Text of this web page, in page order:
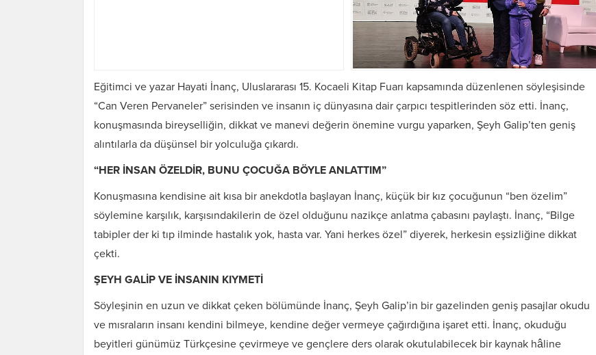
Eğitimci ve yazar Hayati İnanç, Uluslararası 15. Kocaeli Kitap Fuarı kapsamında düzenlenen söyleşisinde
“Can Veren Pervaneler” serisinden ve insanın iç dünyasına dair çarpıcı tespitlerinden söz etti. İnanç,
konuşmasında bireyselliğin, dikkat ve manevi değerin önemine vurgu yaparken, Şeyh Galip’ten geniş
alıntılarla da düşünsel bir yolculuğa çıkardı.
“HER İNSAN ÖZELDİR, BUNU ÇOCUĞA BÖYLE ANLATTIM”
Konuşmasına kendisine ait kısa bir anekdotla başlayan İnanç, küçük bir kız çocuğunun “ben özelim”
söylemine karşılık, karşısındakilerin de özel olduğunu nazikçe anlatma çabasını paylaştı. İnanç, “Bilge
tabipler der ki tıp ilminde hastalık yok, hasta var. Yani herkes özel” diyerek, herkesin eşsizliğine dikkat
çekti.
ŞEYH GALİP VE İNSANIN KIYMETİ
Söyleşinin en uzun ve dikkat çeken bölümünde İnanç, Şeyh Galip’in bir gazelinden geniş pasajlar okudu
ve mısraların insanı kendini bilmeye, kendine değer vermeye çağırdığına işaret etti. İnanç, okuduğu
beyitleri günümüz Türkçesine çevirmeye ve gençlere ders olarak okutulabilecek bir kaynak hâline